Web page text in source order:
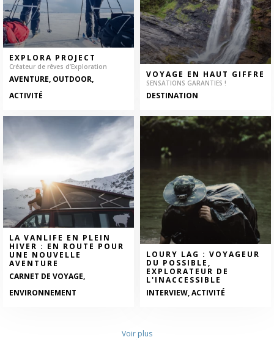
EXPLORA PROJECT
Créateur de rêves d’Exploration
AVENTURE, OUTDOOR,
ACTIVITÉ
VOYAGE EN HAUT GIFFRE
SENSATIONS GARANTIES !
DESTINATION
LA VANLIFE EN PLEIN
HIVER : EN ROUTE POUR
UNE NOUVELLE
AVENTURE
CARNET DE VOYAGE,
ENVIRONNEMENT
LOURY LAG : VOYAGEUR
DU POSSIBLE,
EXPLORATEUR DE
L'INACCESSIBLE
INTERVIEW, ACTIVITÉ
Voir plus